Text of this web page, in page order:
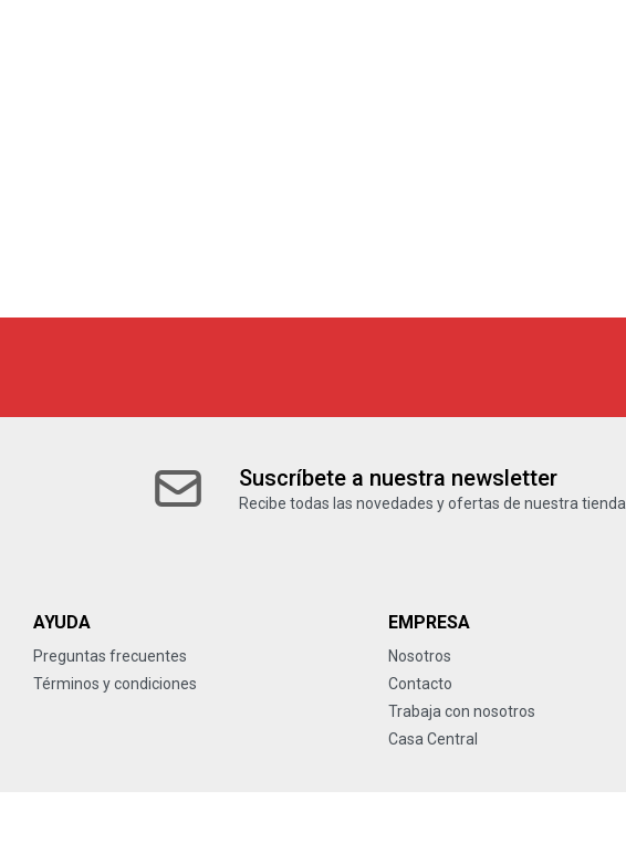
Suscríbete a nuestra newsletter
Recibe todas las novedades y ofertas de nuestra tienda.
AYUDA
Preguntas frecuentes
Términos y condiciones
EMPRESA
Nosotros
Contacto
Trabaja con nosotros
Casa Central